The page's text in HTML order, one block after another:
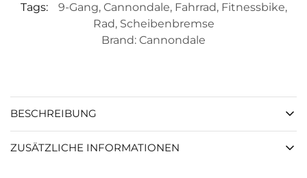
Tags:
9-Gang, Cannondale, Fahrrad, Fitnessbike,
Rad, Scheibenbremse
Brand: Cannondale
BESCHREIBUNG
ZUSÄTZLICHE INFORMATIONEN